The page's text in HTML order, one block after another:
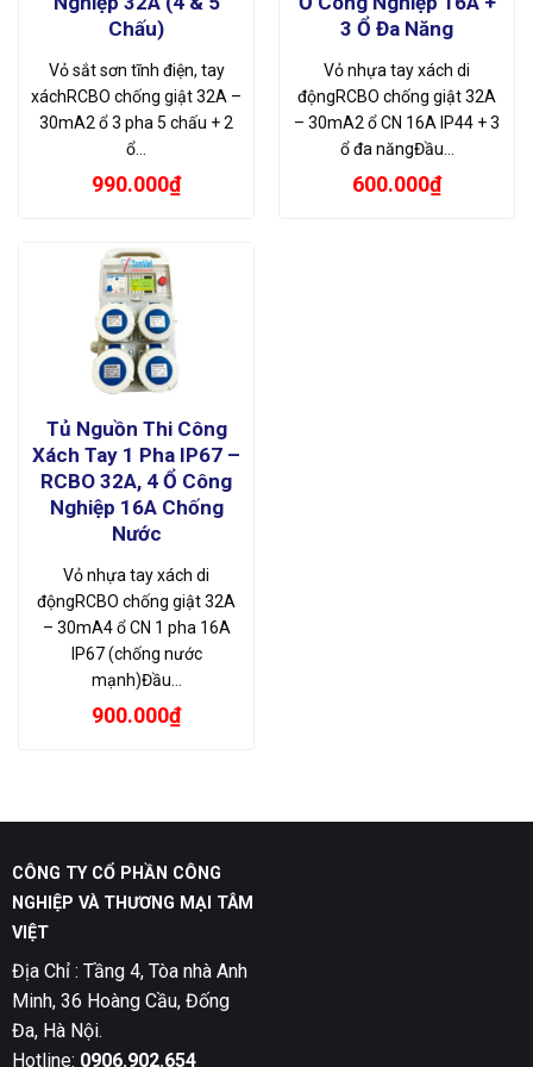
Chấu)
Vỏ sắt sơn tĩnh điện, tay
xáchRCBO chống giật 32A –
30mA2 ổ 3 pha 5 chấu + 2
ổ…
990.000₫
3 Ổ Đa Năng
Vỏ nhựa tay xách di
độngRCBO chống giật 32A
– 30mA2 ổ CN 16A IP44 + 3
ổ đa năngĐầu…
600.000₫
Tủ Nguồn Thi Công
Xách Tay 1 Pha IP67 –
RCBO 32A, 4 Ổ Công
Nghiệp 16A Chống
Nước
Vỏ nhựa tay xách di
độngRCBO chống giật 32A
– 30mA4 ổ CN 1 pha 16A
IP67 (chống nước
mạnh)Đầu…
900.000₫
CÔNG TY CỔ PHẦN CÔNG
NGHIỆP VÀ THƯƠNG MẠI TÂM
VIỆT
Địa Chỉ : Tầng 4, Tòa nhà Anh
Minh, 36 Hoàng Cầu, Đống
Đa, Hà Nội.
Hotline: 0906.902.654